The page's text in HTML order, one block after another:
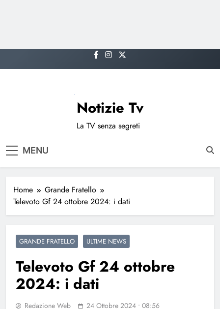
to
Notizie Tv
La TV senza segreti
MENU
Home
Grande Fratello
Televoto Gf 24 ottobre 2024: i dati
GRANDE FRATELLO ULTIME NEWS
Televoto Gf 24 ottobre
2024: i dati
Redazione Web 24 Ottobre 2024 • 08:56